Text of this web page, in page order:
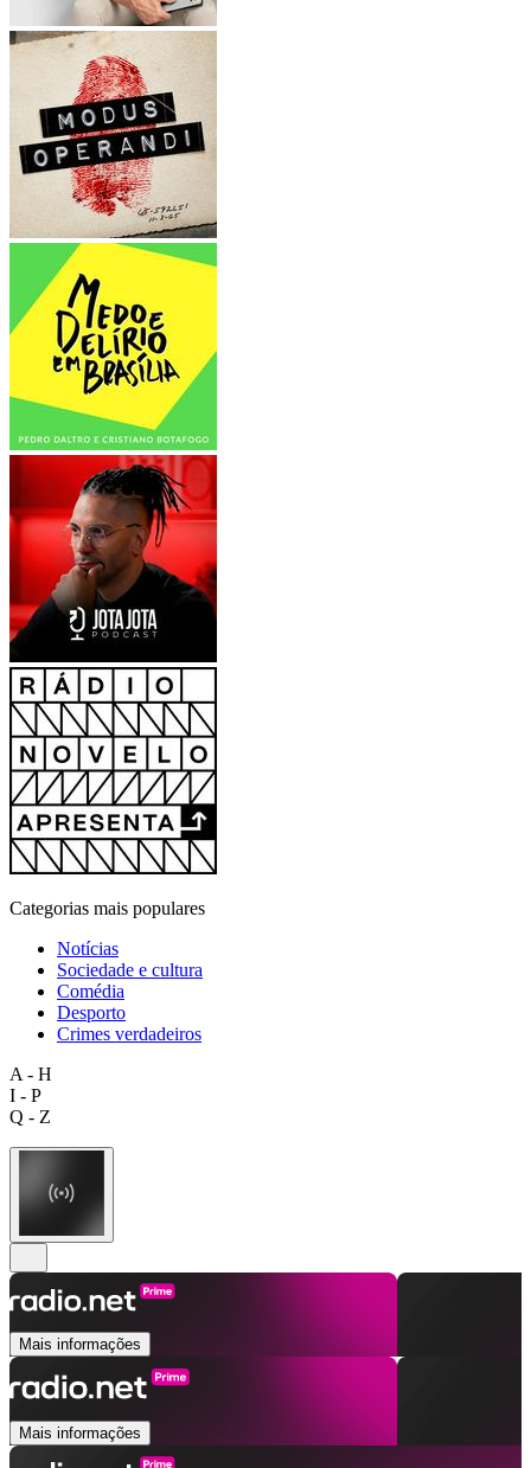
Categorias mais populares
Notícias
Sociedade e cultura
Comédia
Desporto
Crimes verdadeiros
A - H
I - P
Q - Z
Mais informações
Mais informações